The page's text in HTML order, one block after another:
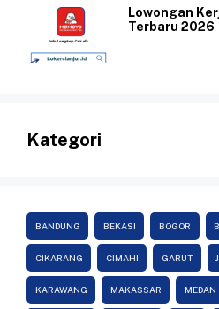
Lowongan
Terbaru 2026
Kategori
BANDUNG BEKASI BOGOR
CIKARANG CIMAHI GARUT
KARAWANG MAKASSAR MEDAN